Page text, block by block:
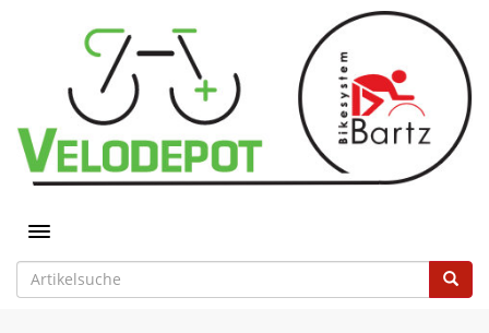
Toggle navigation